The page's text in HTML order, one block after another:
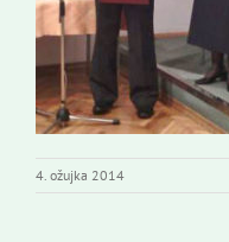
Korisne informacije
4. ožujka 2014